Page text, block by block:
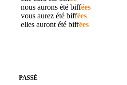
nous aurons été biffées
vous aurez été biffées
elles auront été biffées
PASSÉ